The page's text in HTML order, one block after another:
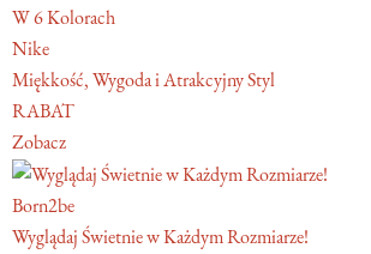
W 6 Kolorach
Nike
Miękkość, Wygoda i Atrakcyjny Styl
RABAT
Zobacz
Born2be
Wyglądaj Świetnie w Każdym Rozmiarze!